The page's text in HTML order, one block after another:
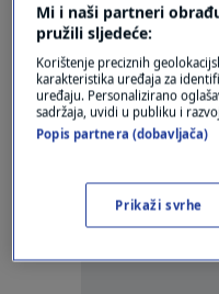
Mi i naši partneri
pružili sljedeće:
Korištenje preciznih
karakteristika uređaja za
uređaju. Personalizirano
sadržaja, uvidi u publiku i
Popis partnera (dobavljača)
Prikaži svrhe